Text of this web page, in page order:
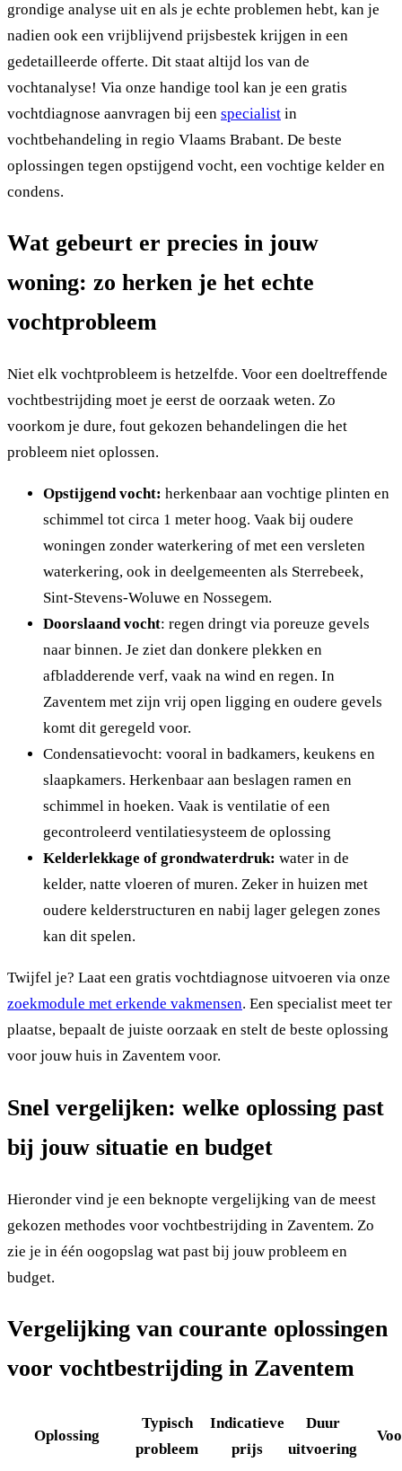
grondige analyse uit en als je echte problemen hebt, kan je
nadien ook een vrijblijvend prijsbestek krijgen in een
gedetailleerde offerte. Dit staat altijd los van de
vochtanalyse! Via onze handige tool kan je een gratis
vochtdiagnose aanvragen bij een specialist in
vochtbehandeling in regio Vlaams Brabant. De beste
oplossingen tegen opstijgend vocht, een vochtige kelder en
condens.
Wat gebeurt er precies in jouw
woning: zo herken je het echte
vochtprobleem
Niet elk vochtprobleem is hetzelfde. Voor een doeltreffende
vochtbestrijding moet je eerst de oorzaak weten. Zo
voorkom je dure, fout gekozen behandelingen die het
probleem niet oplossen.
Opstijgend vocht: herkenbaar aan vochtige plinten en
schimmel tot circa 1 meter hoog. Vaak bij oudere
woningen zonder waterkering of met een versleten
waterkering, ook in deelgemeenten als Sterrebeek,
Sint-Stevens-Woluwe en Nossegem.
Doorslaand vocht: regen dringt via poreuze gevels
naar binnen. Je ziet dan donkere plekken en
afbladderende verf, vaak na wind en regen. In
Zaventem met zijn vrij open ligging en oudere gevels
komt dit geregeld voor.
Condensatievocht: vooral in badkamers, keukens en
slaapkamers. Herkenbaar aan beslagen ramen en
schimmel in hoeken. Vaak is ventilatie of een
gecontroleerd ventilatiesysteem de oplossing
Kelderlekkage of grondwaterdruk: water in de
kelder, natte vloeren of muren. Zeker in huizen met
oudere kelderstructuren en nabij lager gelegen zones
kan dit spelen.
Twijfel je? Laat een gratis vochtdiagnose uitvoeren via onze
zoekmodule met erkende vakmensen. Een specialist meet ter
plaatse, bepaalt de juiste oorzaak en stelt de beste oplossing
voor jouw huis in Zaventem voor.
Snel vergelijken: welke oplossing past
bij jouw situatie en budget
Hieronder vind je een beknopte vergelijking van de meest
gekozen methodes voor vochtbestrijding in Zaventem. Zo
zie je in één oogopslag wat past bij jouw probleem en
budget.
Vergelijking van courante oplossingen
voor vochtbestrijding in Zaventem
Oplossing
Typisch
probleem
Indicatieve
prijs
Duur
uitvoering